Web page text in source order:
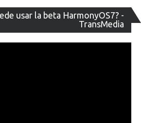
usar la beta HarmonyOS7? -
TransMedia
de